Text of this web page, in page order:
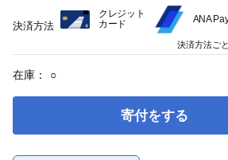
在庫： ○
寄付をする
決済方法
クレジット
カード
ANA
決済方法ご